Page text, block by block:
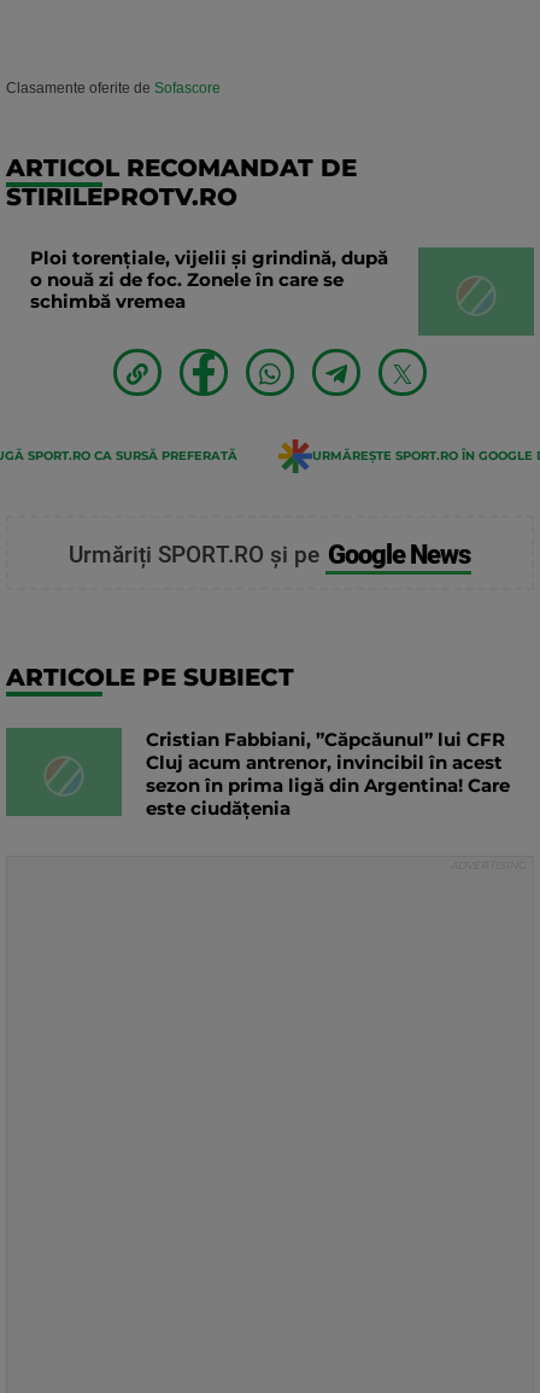
Clasamente oferite de Sofascore
ARTICOL RECOMANDAT DE
STIRILEPROTV.RO
Ploi torențiale, vijelii și grindină, după
o nouă zi de foc. Zonele în care se
schimbă vremea
SPORT.RO CA SURSĂ PREFERATĂ URMĂREȘTE SPORT.RO ÎN GOOGLE
Urmăriți SPORT.RO și pe Google News
ARTICOLE PE SUBIECT
Cristian Fabbiani, ”Căpcăunul” lui CFR
Cluj acum antrenor, invincibil în acest
sezon în prima ligă din Argentina! Care
este ciudățenia